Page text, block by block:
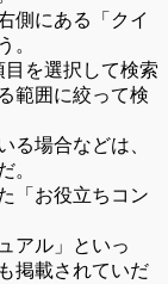
側にある「クイ
。
を選択して検索
範囲に絞って検
る場合などは、
。
「お役立ちコン
アル」といっ
掲載されていだ